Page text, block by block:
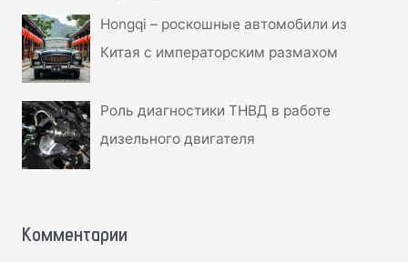
Hongqi – роскошные автомобили из
Китая с императорским размахом
Роль диагностики ТНВД в работе
дизельного двигателя
Комментарии